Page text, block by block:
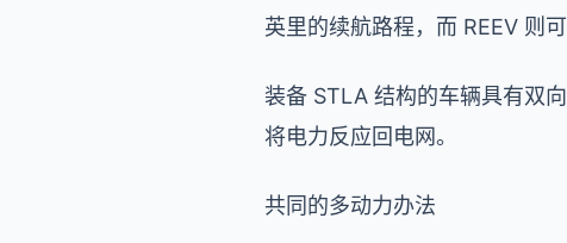
英里的续航路程，而 REEV 则
装备 STLA 结构的车辆具有双
将电力反应回电网。
共同的多动力办法